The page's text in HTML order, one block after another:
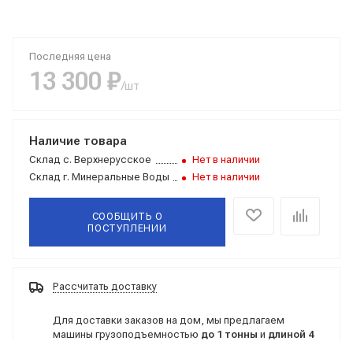
Последняя цена
13 300 ₽/шт
Наличие товара
Склад с. Верхнерусское
Нет в наличии
Склад г. Минеральные Воды Нет в наличии
СООБЩИТЬ О
ПОСТУПЛЕНИИ
Рассчитать доставку
Для доставки заказов на дом, мы предлагаем
машины грузоподъемностью до 1 тонны и длиной 4